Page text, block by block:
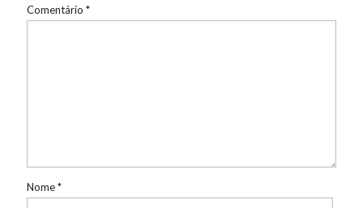
Comentário *
Nome*